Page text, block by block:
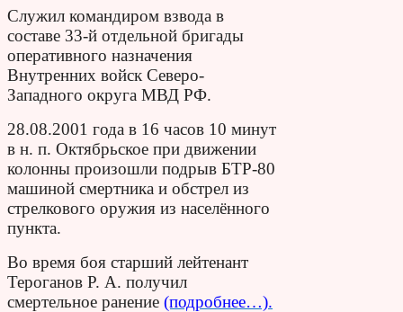
Служил командиром взвода в
составе 33-й отдельной бригады
оперативного назначения
Внутренних войск Северо-
Западного округа МВД РФ.
28.08.2001 года в 16 часов 10 минут
в н. п. Октябрьское при движении
колонны произошли подрыв БТР-80
машиной смертника и обстрел из
стрелкового оружия из населённого
пункта.
Во время боя старший лейтенант
Тероганов Р. А. получил
смертельное ранение (подробнее…).